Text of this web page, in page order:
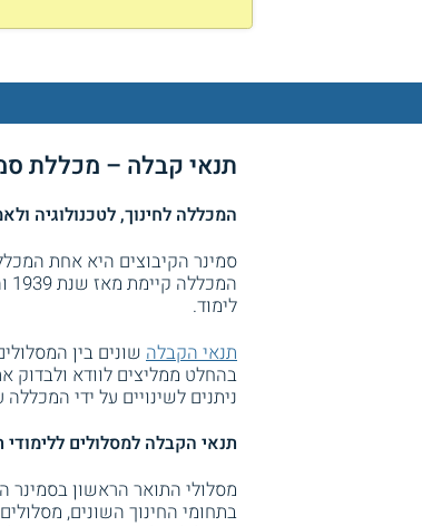
תנאי קבלה – מכללת
המכללה לחינוך, לטכנולוגיה
סמינר הקיבוצים היא אחת
לימוד.
תנאי הקבלה שונים בין
בהחלט ממליצים לוודא
ניתנים לשינויים על ידי
תנאי הקבלה למסלולים
מסלולי התואר הראשון בסמינר
בתחומי החינוך השונים,